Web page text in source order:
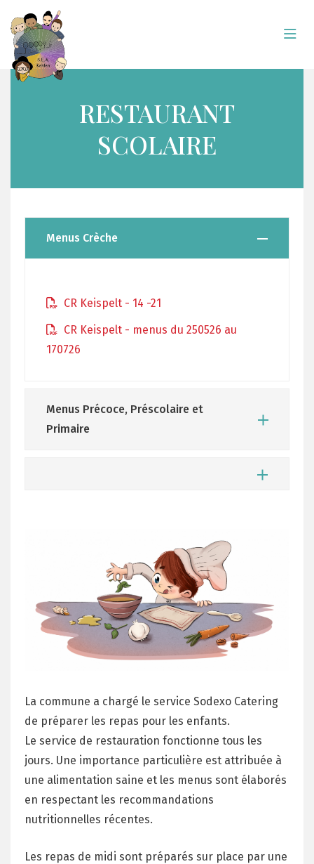
RESTAURANT
SCOLAIRE
Menus Crèche
CR Keispelt - 14 -21
CR Keispelt - menus du 250526 au
170726
Menus Précoce, Préscolaire et
Primaire
La commune a chargé le service Sodexo Catering
de préparer les repas pour les enfants.
Le service de restauration fonctionne tous les
jours. Une importance particulière est attribuée à
une alimentation saine et les menus sont élaborés
en respectant les recommandations
nutritionnelles récentes.
Les repas de midi sont préparés sur place par une